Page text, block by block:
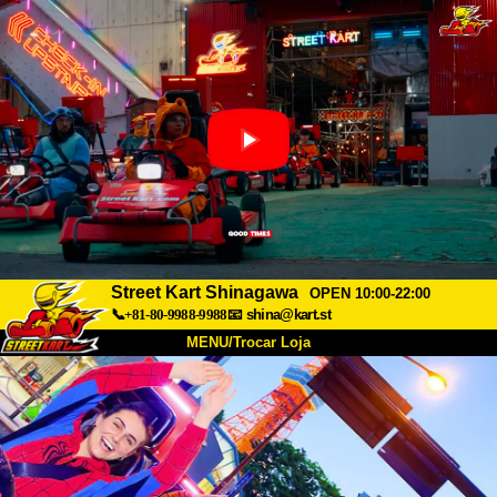
Street Kart Shinagawa
OPEN 10:00-22:00
📞+81-80-9988-9988📧 shina@kart.st
MENU/Trocar Loja
INÍCIO
Sobre Especificações Preços
Acesso Opiniões FAQ